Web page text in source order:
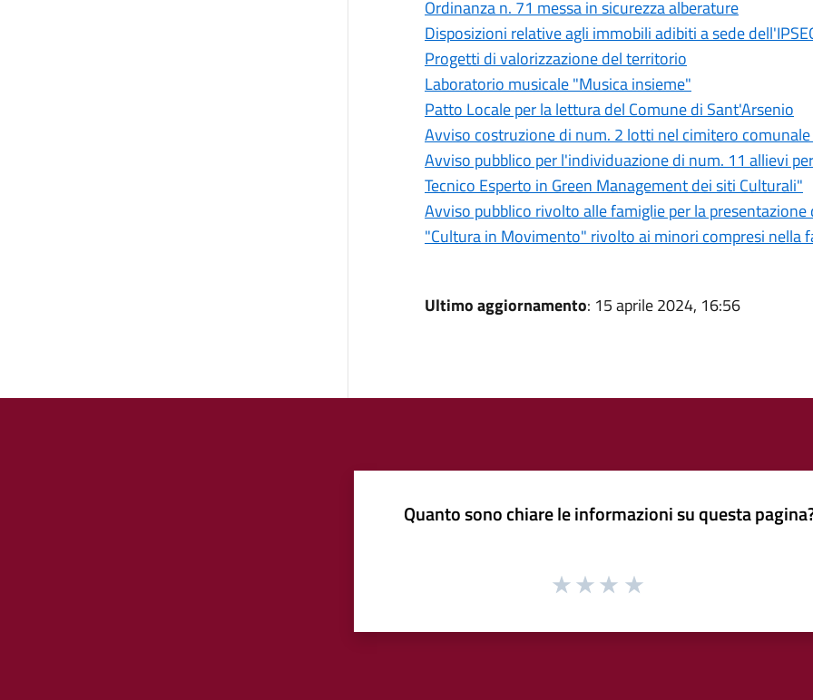
Ordinanza n. 71 messa in sicurezza alberature
Disposizioni relative agli immobili adibiti a sede
Progetti di valorizzazione del territorio
Laboratorio musicale "Musica insieme"
Patto Locale per la lettura del Comune di Sant'Arsenio
Avviso costruzione di num. 2 lotti nel cimitero
Avviso pubblico per l'individuazione di num. 11 allievi
Tecnico Esperto in Green Management dei siti Culturali"
Avviso pubblico rivolto alle famiglie per la
"Cultura in Movimento" rivolto ai minori compresi nella
Ultimo aggiornamento: 15 aprile 2024, 16:56
Quanto sono chiare le informazioni su questa